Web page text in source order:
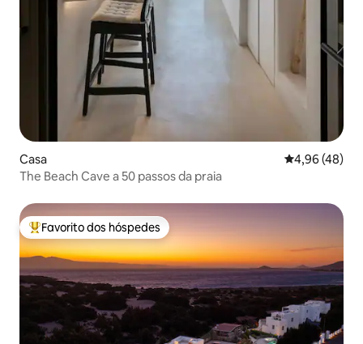
Casa Classificação
4,96 (48)
The Beach Cave a 50 passos da praia
Favoritos dos hóspedes mais apreciados
Favorito dos hóspedes